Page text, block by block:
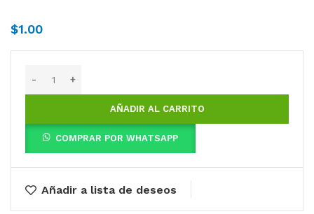
$1.00
AÑADIR AL CARRITO
COMPRAR POR WHATSAPP
Añadir a lista de deseos